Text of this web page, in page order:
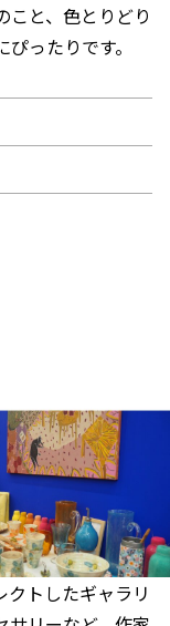
こと、色とりどり
ったりです。
トしたギャラリ